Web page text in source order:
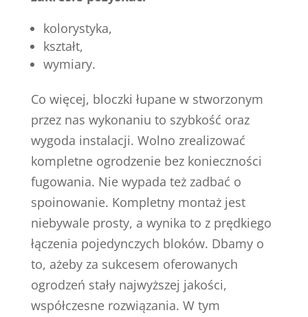
kolorystyka,
kształt,
wymiary.
Co więcej, bloczki łupane w stworzonym
przez nas wykonaniu to szybkość oraz
wygoda instalacji. Wolno zrealizować
kompletne ogrodzenie bez konieczności
fugowania. Nie wypada też zadbać o
spoinowanie. Kompletny montaż jest
niebywale prosty, a wynika to z prędkiego
łączenia pojedynczych bloków. Dbamy o
to, ażeby za sukcesem oferowanych
ogrodzeń stały najwyższej jakości,
współczesne rozwiązania. W tym